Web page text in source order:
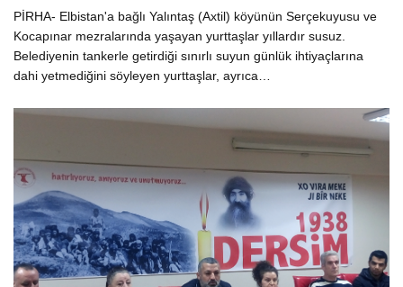
PİRHA- Elbistan'a bağlı Yalıntaş (Axtil) köyünün Serçekuyusu ve
Kocapınar mezralarında yaşayan yurttaşlar yıllardır susuz.
Belediyenin tankerle getirdiği sınırlı suyun günlük ihtiyaçlarına
dahi yetmediğini söyleyen yurttaşlar, ayrıca…